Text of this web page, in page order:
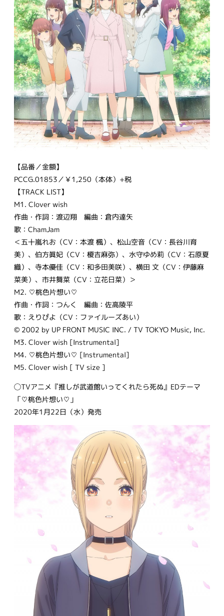
【品番／金額】
PCCG.01853／￥1,250（本体）+税
【TRACK LIST】
M1. Clover wish
作曲・作詞：渡辺翔 編曲：倉内達矢
歌：ChamJam
＜五十嵐れお（CV：本渡 楓）、松山空音（CV：長谷川育
美）、伯方眞妃（CV：榎吉麻弥）、水守ゆめ莉（CV：石原夏
織）、寺本優佳（CV：和多田美咲）、横田 文（CV：伊藤麻
菜美）、市井舞菜（CV：立花日菜）＞
M2. ♡桃色片想い♡
作曲・作詞：つんく 編曲：佐高陵平
歌：えりぴよ（CV：ファイルーズあい）
© 2002 by UP FRONT MUSIC INC. / TV TOKYO Music, Inc.
M3. Clover wish [Instrumental]
M4. ♡桃色片想い♡ [Instrumental]
M5. Clover wish [ TV size ]
◯TVアニメ『推しが武道館いってくれたら死ぬ』EDテーマ
「♡桃色片想い♡」
2020年1月22日（水）発売